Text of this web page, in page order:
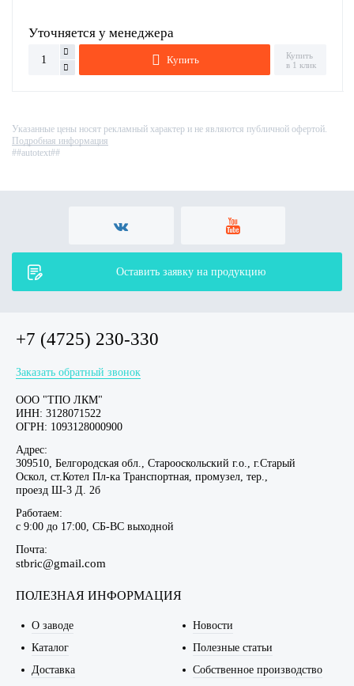
Уточняется у менеджера
Купить
Купить
в 1 клик
Указанные цены носят рекламный характер и не являются публичной офертой.
Подробная информация
##autotext##
Оставить заявку на продукцию
+7 (4725) 230-330
Заказать обратный звонок
ООО "ТПО ЛКМ"
ИНН: 3128071522
ОГРН: 1093128000900
Адрес:
309510, Белгородская обл., Старооскольский г.о., г.Старый
Оскол, ст.Котел Пл-ка Транспортная, промузел, тер.,
проезд Ш-3 Д. 2б
Работаем:
c 9:00 до 17:00, СБ-ВС выходной
Почта:
stbric@gmail.com
ПОЛЕЗНАЯ ИНФОРМАЦИЯ
О заводе
Каталог
Доставка
Новости
Полезные статьи
Собственное производство